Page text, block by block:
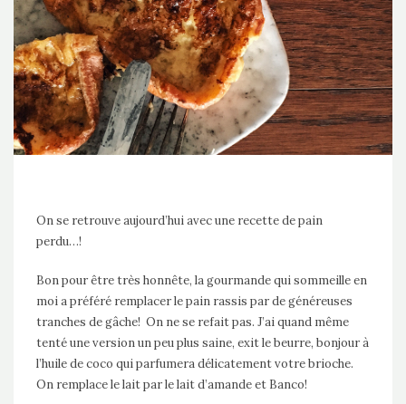
On se retrouve aujourd’hui avec une recette de pain
perdu…!
Bon pour être très honnête, la gourmande qui sommeille en
moi a préféré remplacer le pain rassis par de généreuses
tranches de gâche! On ne se refait pas. J’ai quand même
tenté une version un peu plus saine, exit le beurre, bonjour à
l’huile de coco qui parfumera délicatement votre brioche.
On remplace le lait par le lait d’amande et Banco!